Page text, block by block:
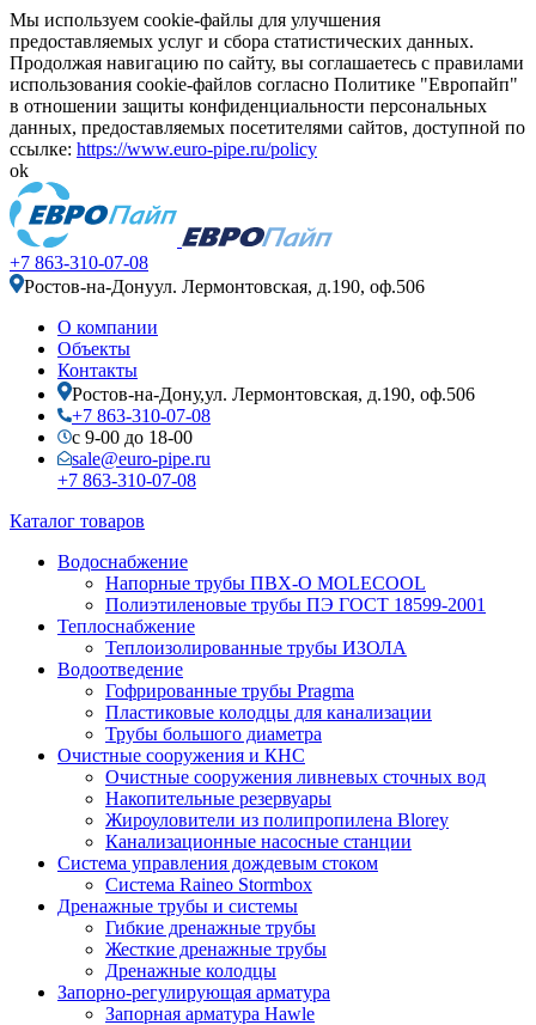
Мы используем cookie-файлы для улучшения
предоставляемых услуг и сбора статистических данных.
Продолжая навигацию по сайту, вы соглашаетесь с правилами
использования cookie-файлов согласно Политике "Европайп"
в отношении защиты конфиденциальности персональных
данных, предоставляемых посетителями сайтов, доступной по
ссылке: https://www.euro-pipe.ru/policy
ok
+7 863-310-07-08
Ростов-на-Донуул. Лермонтовская, д.190, оф.506
О компании
Объекты
Контакты
Ростов-на-Дону,ул. Лермонтовская, д.190, оф.506
+7 863-310-07-08
с 9-00 до 18-00
sale@euro-pipe.ru
+7 863-310-07-08
Каталог товаров
Водоснабжение
Напорные трубы ПВХ-О MOLECOOL
Полиэтиленовые трубы ПЭ ГОСТ 18599-2001
Теплоснабжение
Теплоизолированные трубы ИЗОЛА
Водоотведение
Гофрированные трубы Pragma
Пластиковые колодцы для канализации
Трубы большого диаметра
Очистные сооружения и КНС
Очистные сооружения ливневых сточных вод
Накопительные резервуары
Жироуловители из полипропилена Blorey
Канализационные насосные станции
Система управления дождевым стоком
Система Raineo Stormbox
Дренажные трубы и системы
Гибкие дренажные трубы
Жесткие дренажные трубы
Дренажные колодцы
Запорно-регулирующая арматура
Запорная арматура Hawle